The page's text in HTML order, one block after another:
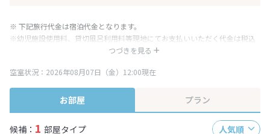
つづきを見る
※ 下記旅行代金は宿泊代金となります。
※幼児施設使用料、貸切風呂利用料等現地にてお支払いいただく代金は税込
み表記となりますが、消費税増税に伴い代金が一部変更となる場合がござい
※表示されている旅行代金・プラン内容は一定時間ごとに更新されます。最
終確認画面でご確認ください。
空室状況：2026年08月07日（金）12:00現在
お部屋 プラン
候補： 1 部屋タイプ
人気順